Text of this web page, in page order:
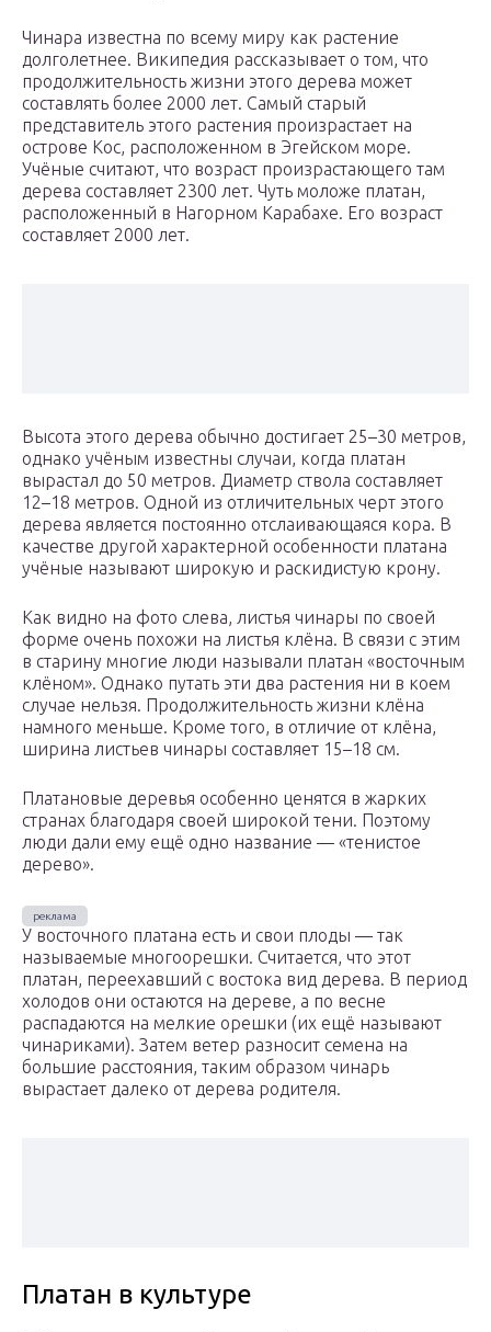
Чинара известна по всему миру как растение
долголетнее. Википедия рассказывает о том, что
продолжительность жизни этого дерева может
составлять более 2000 лет. Самый старый
представитель этого растения произрастает на
острове Кос, расположенном в Эгейском море.
Учёные считают, что возраст произрастающего там
дерева составляет 2300 лет. Чуть моложе платан,
расположенный в Нагорном Карабахе. Его возраст
составляет 2000 лет.
Высота этого дерева обычно достигает 25–30 метров,
однако учёным известны случаи, когда платан
вырастал до 50 метров. Диаметр ствола составляет
12–18 метров. Одной из отличительных черт этого
дерева является постоянно отслаивающаяся кора. В
качестве другой характерной особенности платана
учёные называют широкую и раскидистую крону.
Как видно на фото слева, листья чинары по своей
форме очень похожи на листья клёна. В связи с этим
в старину многие люди называли платан «восточным
клёном». Однако путать эти два растения ни в коем
случае нельзя. Продолжительность жизни клёна
намного меньше. Кроме того, в отличие от клёна,
ширина листьев чинары составляет 15–18 см.
Платановые деревья особенно ценятся в жарких
странах благодаря своей широкой тени. Поэтому
люди дали ему ещё одно название — «тенистое
дерево».
У восточного платана есть и свои плоды — так
называемые многоорешки. Считается, что этот
платан, переехавший с востока вид дерева. В период
холодов они остаются на дереве, а по весне
распадаются на мелкие орешки (их ещё называют
чинариками). Затем ветер разносит семена на
большие расстояния, таким образом чинарь
вырастает далеко от дерева родителя.
Платан в культуре